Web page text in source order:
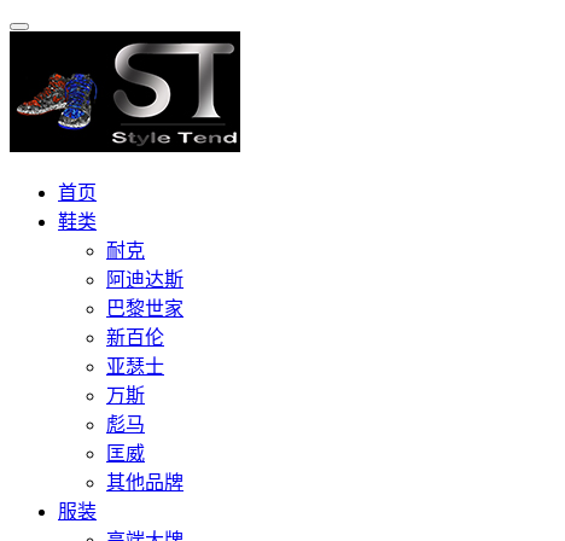
首页
鞋类
耐克
阿迪达斯
巴黎世家
新百伦
亚瑟士
万斯
彪马
匡威
其他品牌
服装